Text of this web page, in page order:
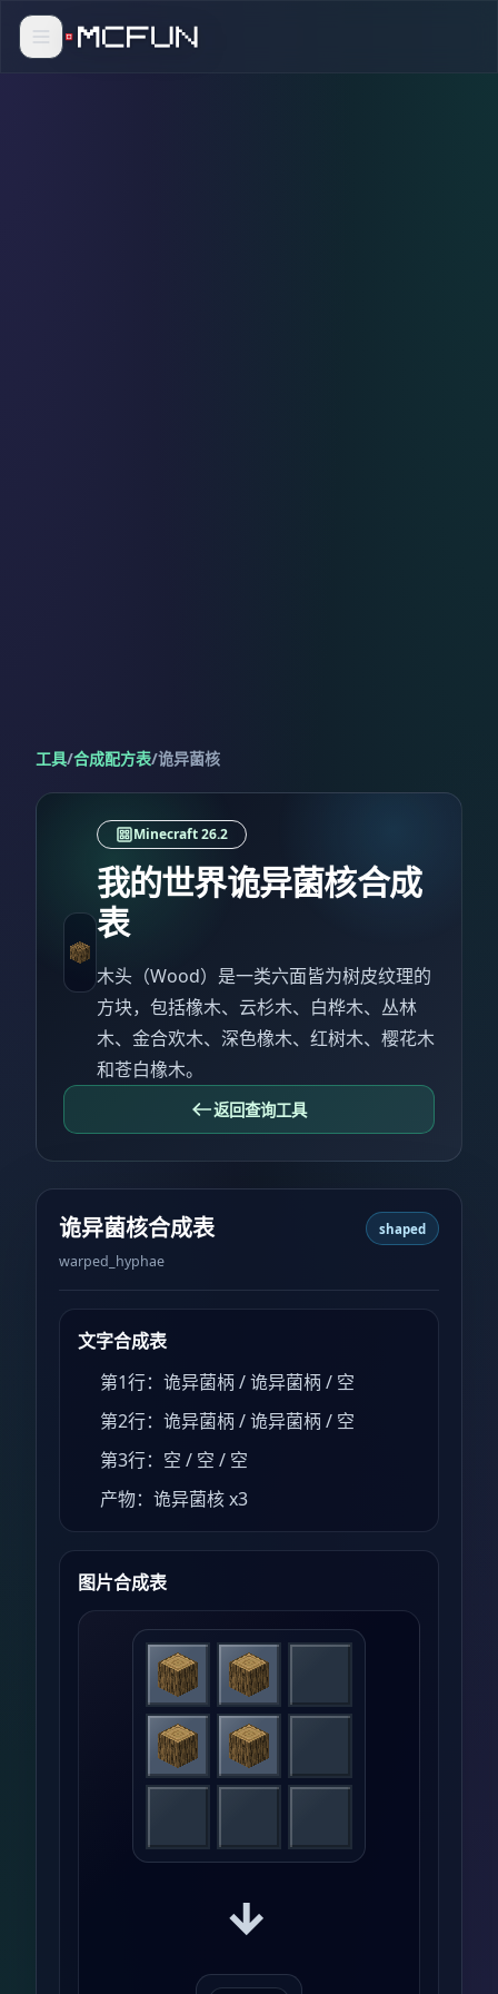
工具/合成配方表/诡异菌核
Minecraft 26.2
我的世界诡异菌核合成
表
木头（Wood）是一类六面皆为树皮纹理的
方块，包括橡木、云杉木、白桦木、丛林
木、金合欢木、深色橡木、红树木、樱花木
和苍白橡木。
返回查询工具
诡异菌核合成表
warped_hyphae
shaped
文字合成表
第1行：诡异菌柄 / 诡异菌柄 / 空
第2行：诡异菌柄 / 诡异菌柄 / 空
第3行：空 / 空 / 空
产物：诡异菌核 x3
图片合成表
→